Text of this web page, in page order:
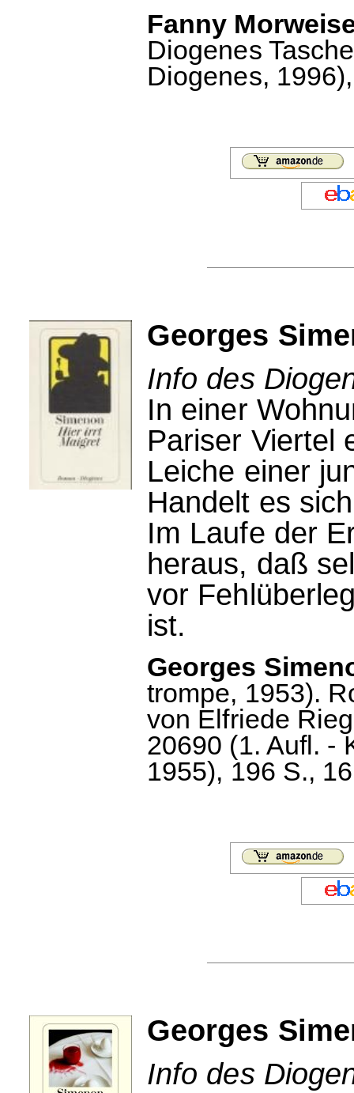
Fanny
Diogenes
Diogenes,
Georges
Info des
In einer
Pariser Viertel
Leiche einer
Handelt es
Im Laufe der
heraus, daß
vor
ist.
Georges
trompe, 1953).
von Elfriede
20690 (1. Aufl. -
1955), 196 S.,
Georges
Info des